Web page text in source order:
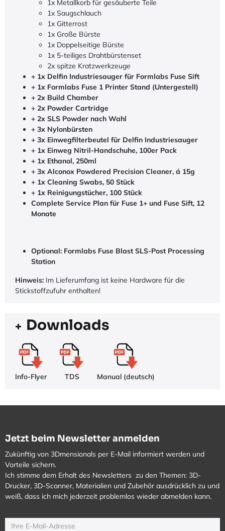
1x Metallkorb für gesäuberte Teile
1x Saugschlauch
1x Gitterrost
1x Große Bürste
1x Doppelseitige Bürste
1x 5-teiliges Drahtbürstenset
2x spitze Kratzwerkzeuge
+ 1x Delfin Industriesauger für Formlabs Fuse Sift
+ 1x Formlabs Fuse 1 Printer Stand (Untergestell)
+ 2x Build Chamber
+ 2x Powder Cartridge
+ 2x SLS Powder nach Wahl
+ 3x Nylonbürsten
+ 3x Einwegfilterbeutel für Delfin Industriesauger
+ 1x Einweg Nitril-Handschuhe, 100er Pack
+ 1x Ethanol, 250ml
+ 3x Alconox Powdered Precision Cleaner, á 15g
+ 1x Cleaning Swabs, 50 Stück
+ 1x Reinigungstücher, 100 Stück
Complete Service Plan für Fuse 1+ und Fuse Sift, 12
Monate
Optional: Formlabs Fuse Blast SLS-Post Processing
Station
Hinweis: Im Lieferumfang ist keine Hardware für die
Stickstoffzufuhr enthalten!
Downloads
Info-Flyer TDS Manual (deutsch)
Jetzt beim Newsletter anmelden
Zukünftig von 3Dmensionals per E-Mail informiert werden und
Vorteile sichern.
Ich stimme dem Erhalt des Newsletters zu den Themen: 3D-
Drucker, 3D-Scanner, Materialien und Zubehör ausdrücklich zu und
weiß, dass ich mich jederzeit problemlos wieder abmelden kann.